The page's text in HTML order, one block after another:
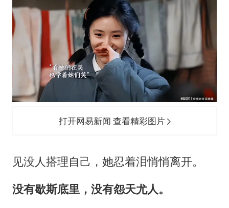
打开网易新闻 查看精彩图片
见没人搭理自己，她忍着泪悄悄离开。
没有歇斯底里，没有怨天尤人。